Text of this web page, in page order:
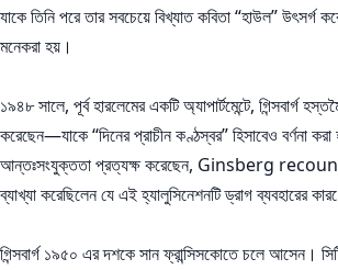
যাকে তিনি পরে তার সবচেয়ে বিখ্যাত কবিতা “হাউল” উৎসর্গ
মনেকরা হয়।
১৯৪৮ সালে, পূর্ব হারলেমের একটি অ্যাপার্টমেন্টে,
করেছেন—যাকে “দিনের প্রাচীন কণ্ঠস্বর” হিসাবেও বর্ণনা
আন্তঃসংযুক্ততা প্রত্যক্ষ করেছেন, Ginsberg recounted যে
ব্যাখ্যা করেছিলেন যে এই হ্যালুসিনেশনটি ড্রাগ ব্যবহারের
গিন্সবার্গ ১৯৫০ এর দশকে সান ফ্রান্সিসকোতে চলে আসেন।